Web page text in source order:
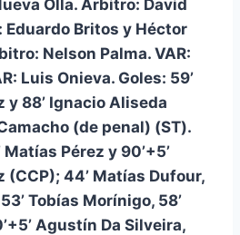
Olla. Árbitro: David
Britos y Héctor
Nelson Palma. VAR:
Luis Onieva. Goles: 59’
y 88’ Ignacio Aliseda
(de penal) (ST).
Pérez y 90’+5’
(CCP); 44’ Matías Dufour,
Tobías Morínigo, 58’
Agustín Da Silveira,